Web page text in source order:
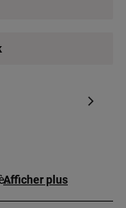
Afficher plus